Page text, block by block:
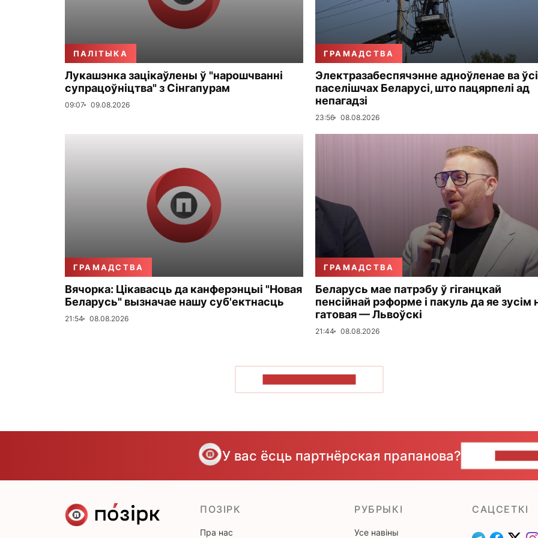
ПАЛІТЫКА
Лукашэнка зацікаўлены ў "нарошчванні
супрацоўніцтва" з Сінгапурам
09:07 09.08.2026
ГРАМАДСТВА
Электразабеспячэнне адноўленае ва
паселішчах Беларусі, што пацярпелі ад
непагадзі
23:56 08.08.2026
ГРАМАДСТВА
Вячорка: Цікавасць да канферэнцыі "Новая
Беларусь" вызначае нашу суб'ектнасць
21:54 08.08.2026
ГРАМАДСТВА
Беларусь мае патрэбу ў гіганцкай
пенсійнай рэформе і пакуль да яе зусім
гатовая — Львоўскі
21:44 08.08.2026
У вас ёсць партнёрская прапанова?
ПОЗІРК
Пра нас
РУБРЫКІ
Усе навіны
САЦСЕТКІ